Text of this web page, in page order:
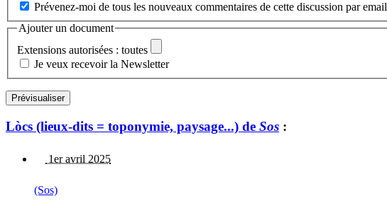
Prévenez-moi de tous les nouveaux commentaires de cette discussion par email
Ajouter un document
Extensions autorisées : toutes
Je veux recevoir la Newsletter
Lòcs (lieux-dits = toponymie, paysage...) de Sos :
1er avril 2025
(Sos)